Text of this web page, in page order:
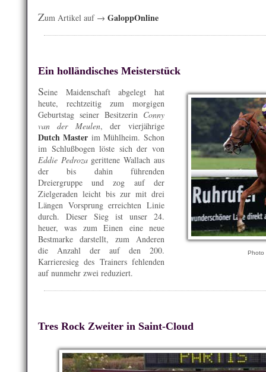
Zum Artikel auf → GaloppOnline
Ein holländisches Meisterstück
Seine Maidenschaft abgelegt hat
heute, rechtzeitig zum morgigen
Geburtstag seiner Besitzerin Conny
van der Meulen, der vierjährige
Dutch Master im Mühlheim. Schon
im Schlußbogen löste sich der von
Eddie Pedrozagerittene Wallach aus
der bis dahin führenden
Dreiergruppe und zog auf der
Zielgeraden leicht bis zur mit drei
Längen Vorsprung erreichten Linie
durch. Dieser Sieg ist unser 24.
heuer, was zum Einen eine neue
Bestmarke darstellt, zum Anderen
die Anzahl der auf den 200.
Karrieresieg des Trainers fehlenden
auf nunmehr zwei reduziert.
Tres Rock Zweiter in Saint-Cloud